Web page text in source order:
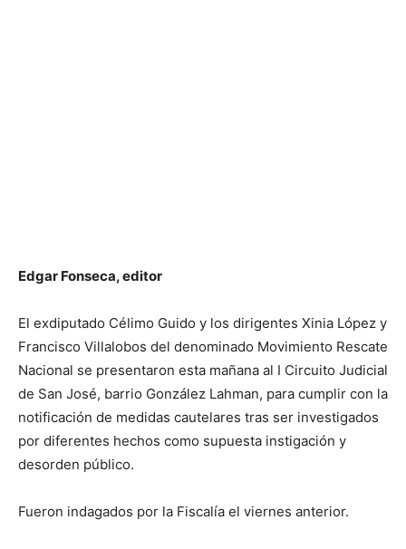
Edgar Fonseca, editor
El exdiputado Célimo Guido y los dirigentes Xinia López y
Francisco Villalobos del denominado Movimiento Rescate
Nacional se presentaron esta mañana al I Circuito Judicial
de San José, barrio González Lahman, para cumplir con la
notificación de medidas cautelares tras ser investigados
por diferentes hechos como supuesta instigación y
desorden público.
Fueron indagados por la Fiscalía el viernes anterior.